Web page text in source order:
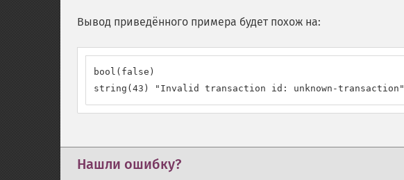
Вывод приведённого примера будет похож на:
bool(false)
string(43) "Invalid transaction id: unknown-transaction"
Нашли ошибку?